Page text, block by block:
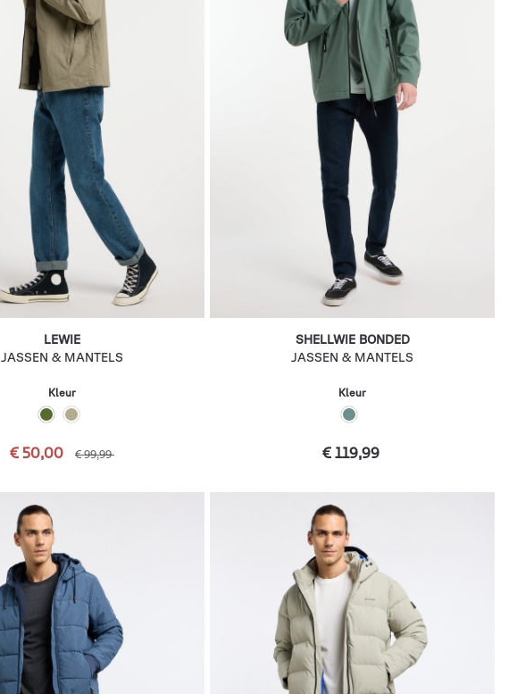
LEWIE
JASSEN & MANTELS
Kleur
€ 50,00 € 99,99
SHELLWIE BONDED
JASSEN & MANTELS
Kleur
€ 119,99